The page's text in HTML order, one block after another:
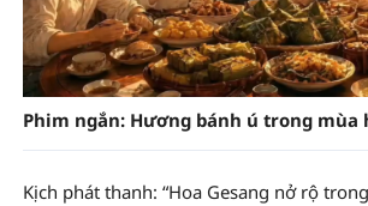
Phim ngắn: Hương bánh ú trong mùa
Kịch phát thanh: “Hoa Gesang nở rộ